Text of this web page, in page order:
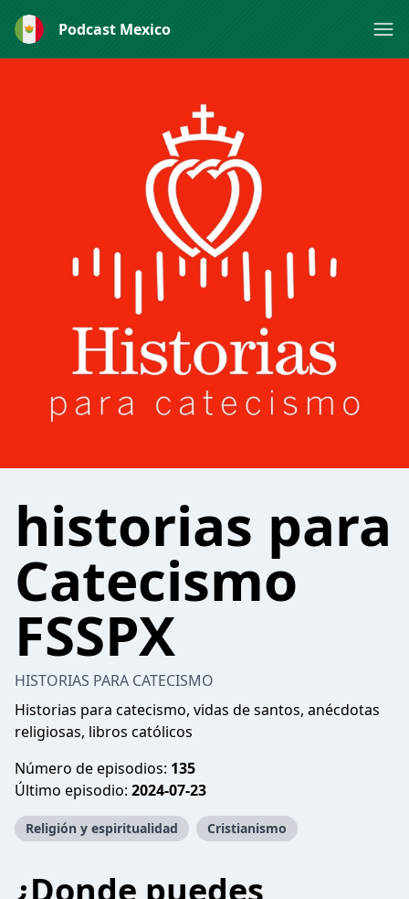
Podcast Mexico
historias para
Catecismo
FSSPX
HISTORIAS PARA CATECISMO
Historias para catecismo, vidas de santos, anécdotas
religiosas, libros católicos
Número de episodios: 135
Último episodio: 2024-07-23
Religión y espiritualidad Cristianismo